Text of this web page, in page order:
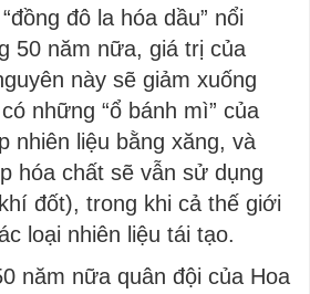
đô la hóa dầu” nổi
50 năm nữa, giá trị của
này sẽ giảm xuống
những “ổ bánh mì” của
nhiên liệu bằng xăng, và
hóa chất sẽ vẫn sử dụng
đốt), trong khi cả thế giới
loại nhiên liệu tái tạo.
năm nữa quân đội của Hoa